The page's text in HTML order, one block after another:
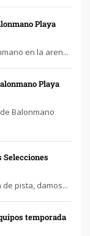
Playa
en la aren...
Playa
Balonmano
Selecciones
pista, damos...
temporada